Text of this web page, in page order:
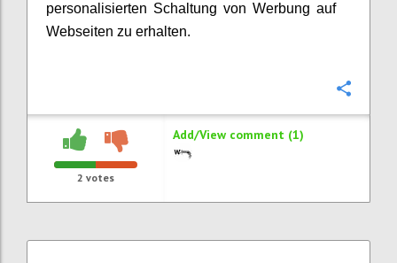
personalisierten Schaltung von Werbung auf
Webseiten zu erhalten.
2 votes
Add/View comment (1)